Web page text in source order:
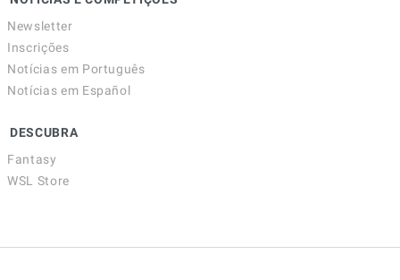
Newsletter
Inscrições
Notícias em Português
Notícias em Español
DESCUBRA
Fantasy
WSL Store